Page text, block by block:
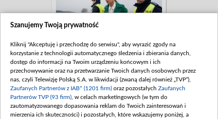
Szanujemy Twoją prywatność
Kliknij "Akceptuję i przechodzę do serwisu", aby wyrazić zgody na
korzystanie z technologii automatycznego śledzenia i zbierania danych,
dostęp do informacji na Twoim urządzeniu końcowym i ich
przechowywanie oraz na przetwarzanie Twoich danych osobowych przez
nas, czyli Telewizję Polską S.A. w likwidacji (zwaną dalej również „TVP”),
Zaufanych Partnerów z IAB* (1201 firm) oraz pozostałych Zaufanych
Partnerów TVP (93 firm) , w celach marketingowych (w tym do
zautomatyzowanego dopasowania reklam do Twoich zainteresowań i
mierzenia ich skuteczności) i pozostałych, które wskazujemy poniżej, a